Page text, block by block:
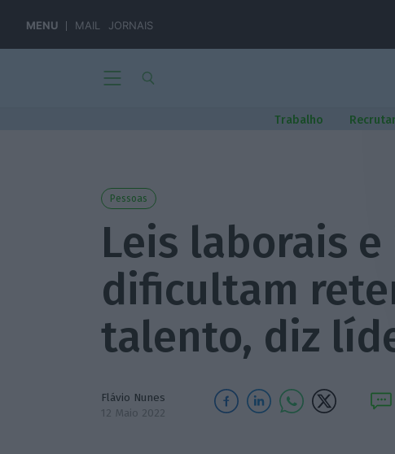
MENU MAIL JORNAIS
Trabalho
Pessoas
Leis laborais
dificultam
talento, diz
Flávio Nunes
12 Maio 2022